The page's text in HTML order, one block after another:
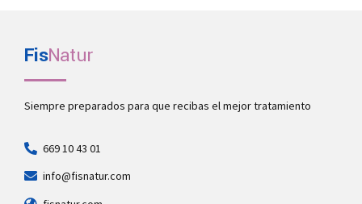
FisNatur
Siempre preparados para que recibas el mejor tratamiento
669 10 43 01
info@fisnatur.com